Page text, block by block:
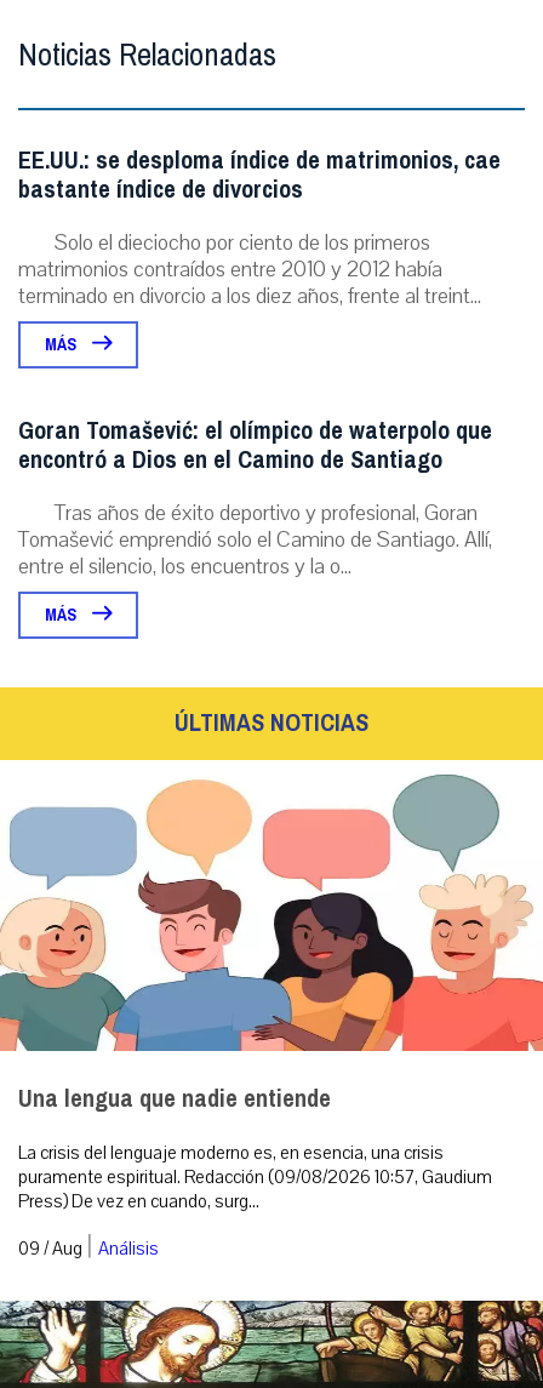
Noticias Relacionadas
EE.UU.: se desploma índice de matrimonios, cae
bastante índice de divorcios
Solo el dieciocho por ciento de los primeros
matrimonios contraídos entre 2010 y 2012 había
terminado en divorcio a los diez años, frente al treint...
MÁS
Goran Tomašević: el olímpico de waterpolo que
encontró a Dios en el Camino de Santiago
Tras años de éxito deportivo y profesional, Goran
Tomašević emprendió solo el Camino de Santiago. Allí,
entre el silencio, los encuentros y la o...
MÁS
ÚLTIMAS NOTICIAS
Una lengua que nadie entiende
La crisis del lenguaje moderno es, en esencia, una crisis
puramente espiritual. Redacción (09/08/2026 10:57, Gaudium
Press) De vez en cuando, surg...
09 / Aug | Análisis